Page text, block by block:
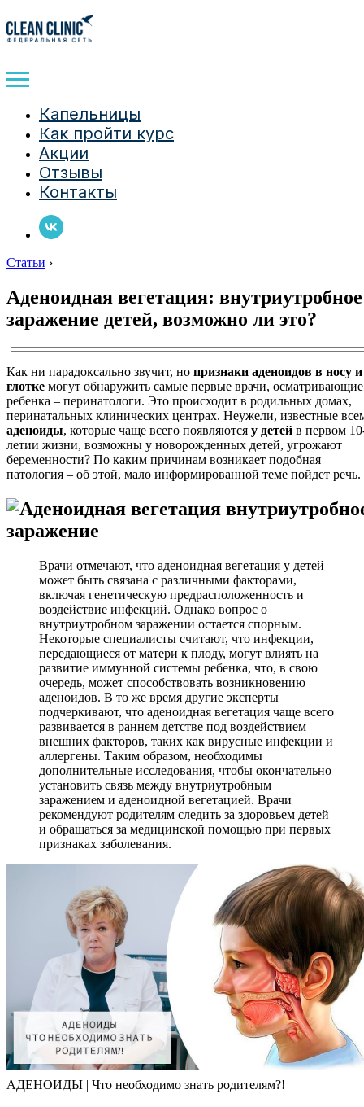
Капельницы
Как пройти курс
Акции
Отзывы
Контакты
Статьи ›
Аденоидная вегетация: внутриутробное
заражение детей, возможно ли это?
Как ни парадоксально звучит, но признаки аденоидов в носу и
глотке могут обнаружить самые первые врачи, осматривающие
ребенка – перинатологи. Это происходит в родильных домах,
перинатальных клинических центрах. Неужели, известные
аденоиды, которые чаще всего появляются у детей в первом
летии жизни, возможны у новорожденных детей, угрожают
беременности? По каким причинам возникает подобная
патология – об этой, мало информированной теме пойдет речь.
Врачи отмечают, что аденоидная вегетация у детей
может быть связана с различными факторами,
включая генетическую предрасположенность и
воздействие инфекций. Однако вопрос о
внутриутробном заражении остается спорным.
Некоторые специалисты считают, что инфекции,
передающиеся от матери к плоду, могут влиять на
развитие иммунной системы ребенка, что, в свою
очередь, может способствовать возникновению
аденоидов. В то же время другие эксперты
подчеркивают, что аденоидная вегетация чаще всего
развивается в раннем детстве под воздействием
внешних факторов, таких как вирусные инфекции и
аллергены. Таким образом, необходимы
дополнительные исследования, чтобы окончательно
установить связь между внутриутробным
заражением и аденоидной вегетацией. Врачи
рекомендуют родителям следить за здоровьем детей
и обращаться за медицинской помощью при первых
признаках заболевания.
АДЕНОИДЫ | Что необходимо знать родителям?!